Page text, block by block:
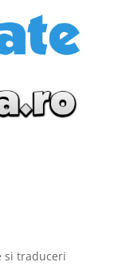
si traduceri